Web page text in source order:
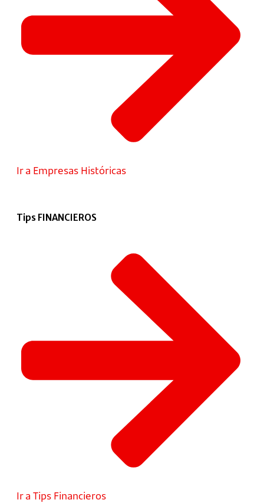
Ir a Empresas Históricas
Tips FINANCIEROS
Ir a Tips Financieros